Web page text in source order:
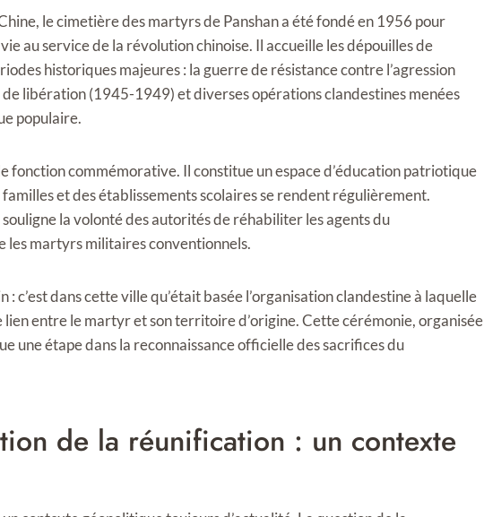
le cimetière des martyrs de Panshan a été fondé en 1956 pour
au service de la révolution chinoise. Il accueille les dépouilles de
historiques majeures : la guerre de résistance contre l’agression
libération (1945-1949) et diverses opérations clandestines menées
populaire.
fonction commémorative. Il constitue un espace d’éducation patriotique
et des établissements scolaires se rendent régulièrement.
souligne la volonté des autorités de réhabiliter les agents du
les martyrs militaires conventionnels.
: c’est dans cette ville qu’était basée l’organisation clandestine à laquelle
entre le martyr et son territoire d’origine. Cette cérémonie, organisée
une étape dans la reconnaissance officielle des sacrifices du
de la réunification : un contexte